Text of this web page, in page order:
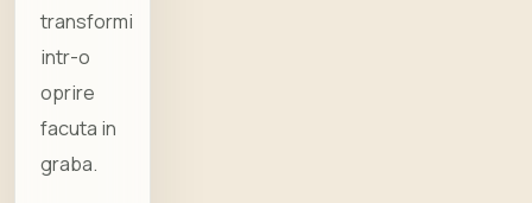
transformi
intr-o
oprire
facuta in
graba.